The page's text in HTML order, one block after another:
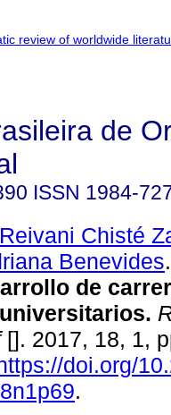
de
ISSN 1984-
Chisté
Benevides.
de
.
[]. 2017, 18, 1,
doi.org/
.